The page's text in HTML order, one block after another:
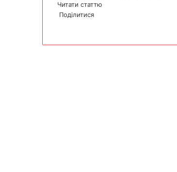
Читати статтю
Поділитися
calb
i